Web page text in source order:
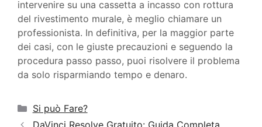
intervenire su una cassetta a incasso con rottura
del rivestimento murale, è meglio chiamare un
professionista. In definitiva, per la maggior parte
dei casi, con le giuste precauzioni e seguendo la
procedura passo passo, puoi risolvere il problema
da solo risparmiando tempo e denaro.
Categorie
Si può Fare?
DaVinci Resolve Gratuito: Guida Completa